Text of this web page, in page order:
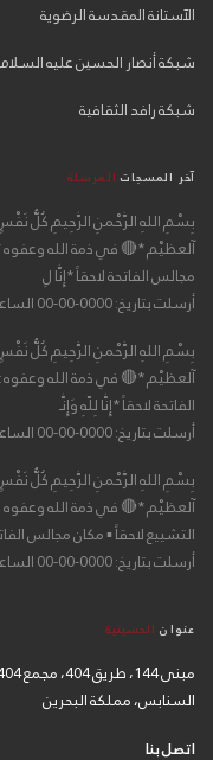
الآستانة المقدسة الرضوية
شبكة أنصار الحسين عليه السلام
شبكة رافد الثقافية
آخر المسجات المرسلة
بِسْمِ اللهِ الرَّحْمنِ الرَّحِيمِ كُلُّ
آلعظيْم *🔴 في ذمة الله وعفوه
مجالس الفاتحة لاحقاً *إِنَّا لِ
أرسلت بتاريخ: 0000-00-00 الساعة :
بِسْمِ اللهِ الرَّحْمنِ الرَّحِيمِ كُلُّ
الفاتحة لاحقاً *إِنَّا لِلّهِ وَإِنَّـ
أرسلت بتاريخ: 0000-00-00 الساعة :
بِسْمِ اللهِ الرَّحْمنِ الرَّحِيمِ كُلُّ
آلعظيْم *🔴 في ذمة الله
التشييع لاحقاً ▪ مكان مجالس
أرسلت بتاريخ: 0000-00-00 الساعة :
عنوان الحسينية
مبنى 144، طريق 404، مجمع 404
السنابس، مملكة البحرين
اتصل بنا